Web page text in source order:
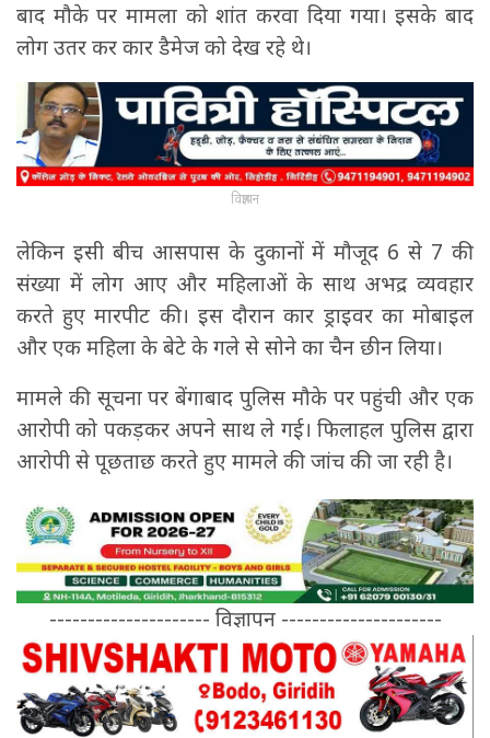
बाद मौके पर मामला को शांत करवा दिया गया। इसके बाद
लोग उतर कर कार डैमेज को देख रहे थे।
विज्ञापन
लेकिन इसी बीच आसपास के दुकानों में मौजूद 6 से 7 की
संख्या में लोग आए और महिलाओं के साथ अभद्र व्यवहार
करते हुए मारपीट की। इस दौरान कार ड्राइवर का मोबाइल
और एक महिला के बेटे के गले से सोने का चैन छीन लिया।
मामले की सूचना पर बेंगाबाद पुलिस मौके पर पहुंची और एक
आरोपी को पकड़कर अपने साथ ले गई। फिलाहल पुलिस द्वारा
आरोपी से पूछताछ करते हुए मामले की जांच की जा रही है।
--------------------- विज्ञापन ---------------------